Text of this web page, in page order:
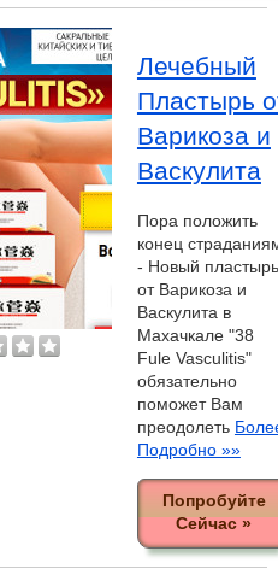
Лечебный
Пластырь
Варикоза и
Васкулита
Пора положить
конец
- Новый пластырь
от Варикоза и
Васкулита в
Махачкале "38
Fule Vasculitis"
обязательно
поможет Вам
преодолеть
Подробно »»
Попробуйте
Сейчас »